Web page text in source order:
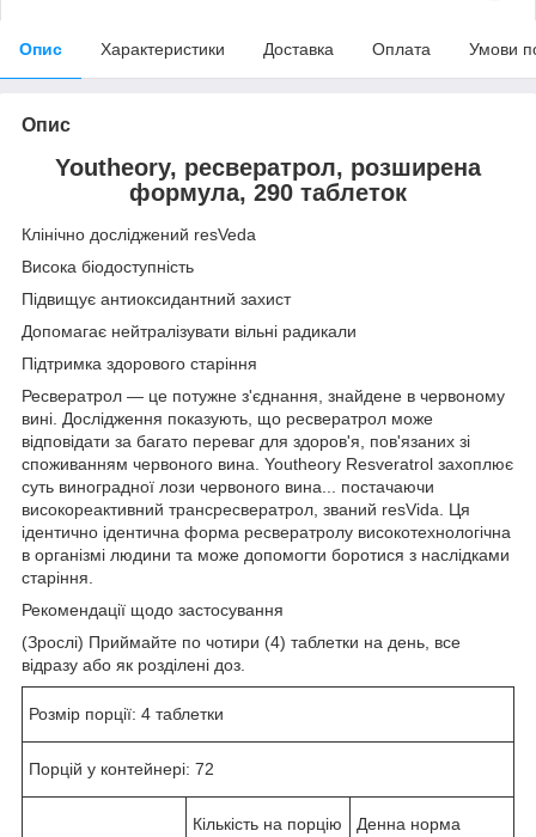
Опис Характеристики Доставка Оплата Умови
Опис
Youtheory, ресвератрол, розширена
формула, 290 таблеток
Клінічно досліджений resVeda
Висока біодоступність
Підвищує антиоксидантний захист
Допомагає нейтралізувати вільні радикали
Підтримка здорового старіння
Ресвератрол — це потужне з'єднання, знайдене в червоному
вині. Дослідження показують, що ресвератрол може
відповідати за багато переваг для здоров'я, пов'язаних зі
споживанням червоного вина. Youtheory Resveratrol захоплює
суть виноградної лози червоного вина... постачаючи
високореактивний трансресвератрол, званий resVida. Ця
ідентично ідентична форма ресвератролу високотехнологічна
в організмі людини та може допомогти боротися з наслідками
старіння.
Рекомендації щодо застосування
(Зрослі) Приймайте по чотири (4) таблетки на день, все
відразу або як розділені доз.
Розмір порції: 4 таблетки
Порцій у контейнері: 72
Кількість на порцію Денна норма